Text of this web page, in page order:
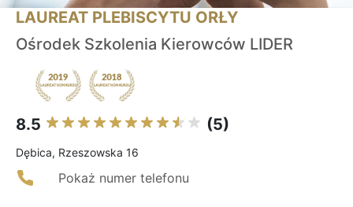
LAUREAT PLEBISCYTU ORŁY
Ośrodek Szkolenia Kierowców LIDER
8.5 (5)
Dębica, Rzeszowska 16
Pokaż numer telefonu